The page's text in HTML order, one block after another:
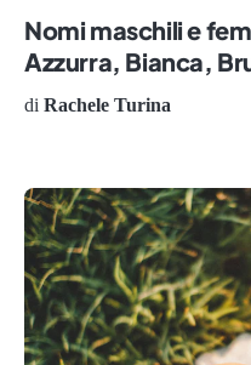
Nomi maschili e
Azzurra, Bianca,
di Rachele Turina